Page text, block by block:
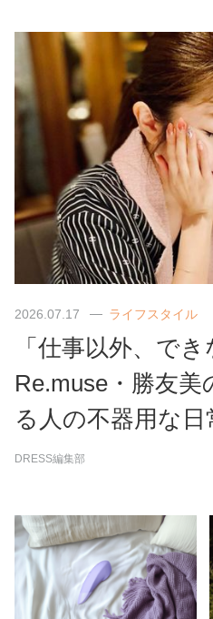
2026.07.17 ライフスタイル
「仕事以外、で
Re.muse・勝友美
る人の不器用な日
DRESS編集部